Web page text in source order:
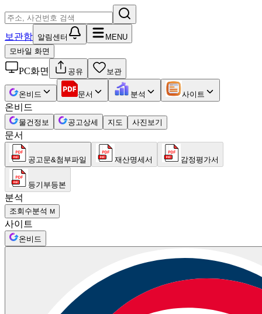
보관함 알림센터
MENU
모바일 화면
PC화면 공유 보관
온비드 문서 분석 사이트
온비드
물건정보 공고상세 지도 사진보기
문서
공고문&첨부파일 재산명세서 감정평가서
등기부등본
분석
조회수분석 M
사이트
온비드